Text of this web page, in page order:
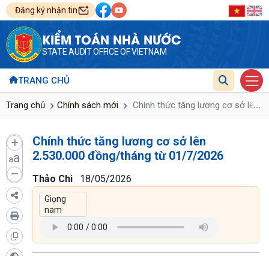
Đăng ký nhận tin
KIỂM TOÁN NHÀ NƯỚC
STATE AUDIT OFFICE OF VIETNAM
TRANG CHỦ
Trang chủ Chính sách mới Chính thức tăng lương cơ sở lên
...
aa
Chính thức tăng lương cơ sở lên
2.530.000 đồng/tháng từ 01/7/2026
Thảo Chi 18/05/2026